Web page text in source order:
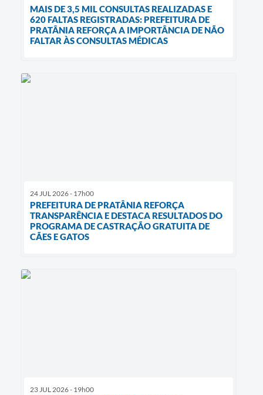
MAIS DE 3,5 MIL CONSULTAS REALIZADAS E
620 FALTAS REGISTRADAS: PREFEITURA DE
PRATÂNIA REFORÇA A IMPORTÂNCIA DE NÃO
FALTAR ÀS CONSULTAS MÉDICAS
24 JUL 2026 - 17h00
PREFEITURA DE PRATÂNIA REFORÇA
TRANSPARÊNCIA E DESTACA RESULTADOS DO
PROGRAMA DE CASTRAÇÃO GRATUITA DE
CÃES E GATOS
23 JUL 2026 - 19h00